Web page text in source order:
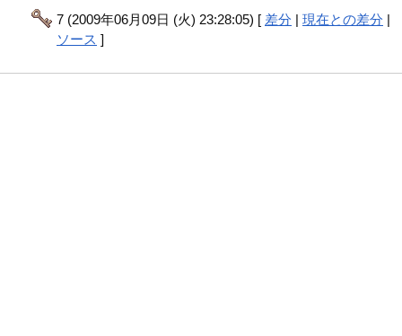
7 (2009年06月09日 (火) 23:28:05) [ 差分 |現在との差分 |
ソース ]